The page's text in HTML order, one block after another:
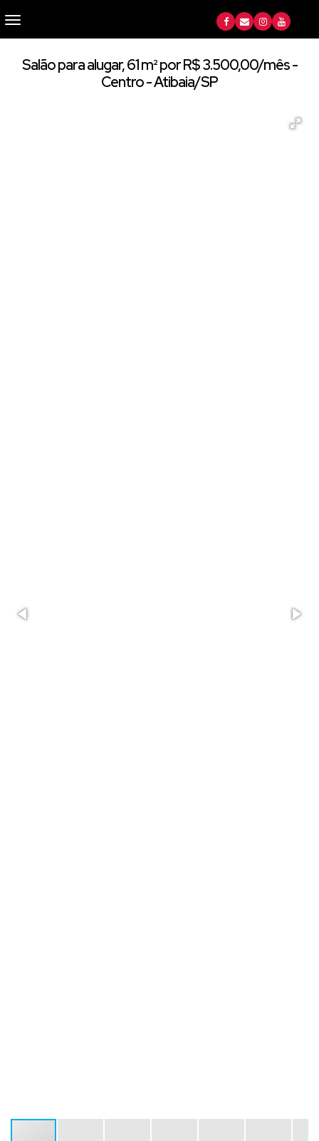
Salão para alugar, 61 m² por R$ 3.500,00/mês -
Centro - Atibaia/SP